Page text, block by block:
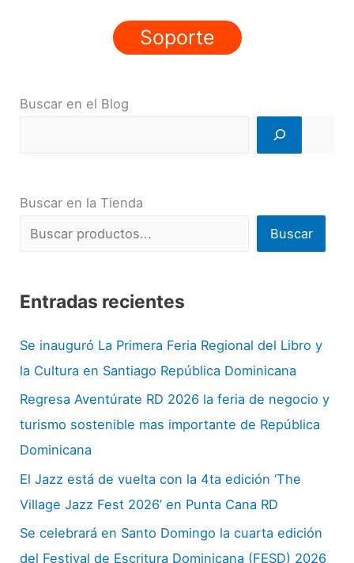
Soporte
Buscar en el Blog
Buscar en la Tienda
Buscar
Entradas recientes
Se inauguró La Primera Feria Regional del Libro y
la Cultura en Santiago República Dominicana
Regresa Aventúrate RD 2026 la feria de negocio y
turismo sostenible mas importante de República
Dominicana
El Jazz está de vuelta con la 4ta edición ‘The
Village Jazz Fest 2026’ en Punta Cana RD
Se celebrará en Santo Domingo la cuarta edición
del Festival de Escritura Dominicana (FESD) 2026